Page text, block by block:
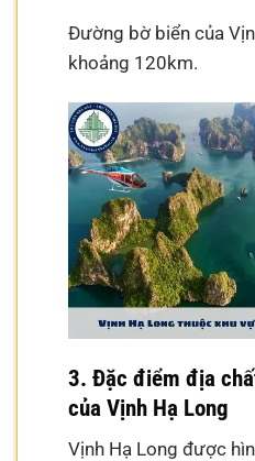
Đường bờ biển của
khoảng 120km.
3. Đặc điểm địa
của Vịnh Hạ Long
Vịnh Hạ Long được